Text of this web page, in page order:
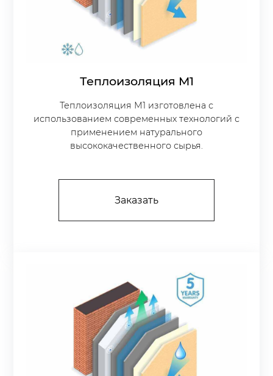
Теплоизоляция М1
Теплоизоляция М1 изготовлена с
использованием современных технологий с
применением натурального
высококачественного сырья.
Заказать